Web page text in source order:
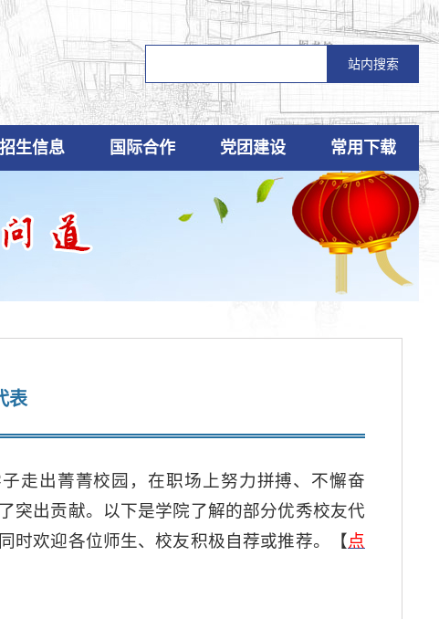
招生信息 国际合作 党团建设 常用下载
表
走出菁菁校园，在职场上努力拼搏、不懈奋
突出贡献。以下是学院了解的部分优秀校友代
时欢迎各位师生、校友积极自荐或推荐。【点